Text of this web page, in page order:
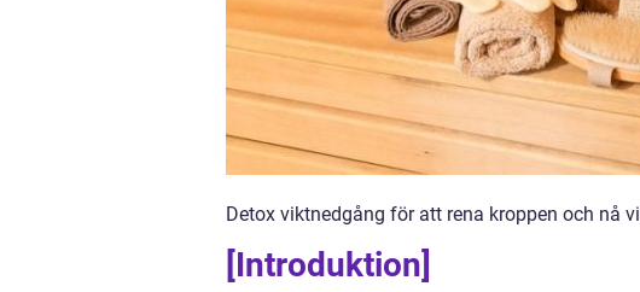
Detox viktnedgång för att rena kroppen och nå
[Introduktion]